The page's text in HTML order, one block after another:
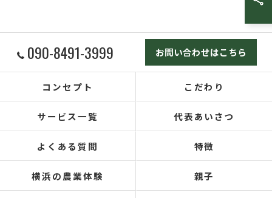
090-8491-3999 お問い合わせはこちら
コンセプト こだわり
サービス一覧 代表あいさつ
よくある質問 特徴
横浜の農業体験 親子